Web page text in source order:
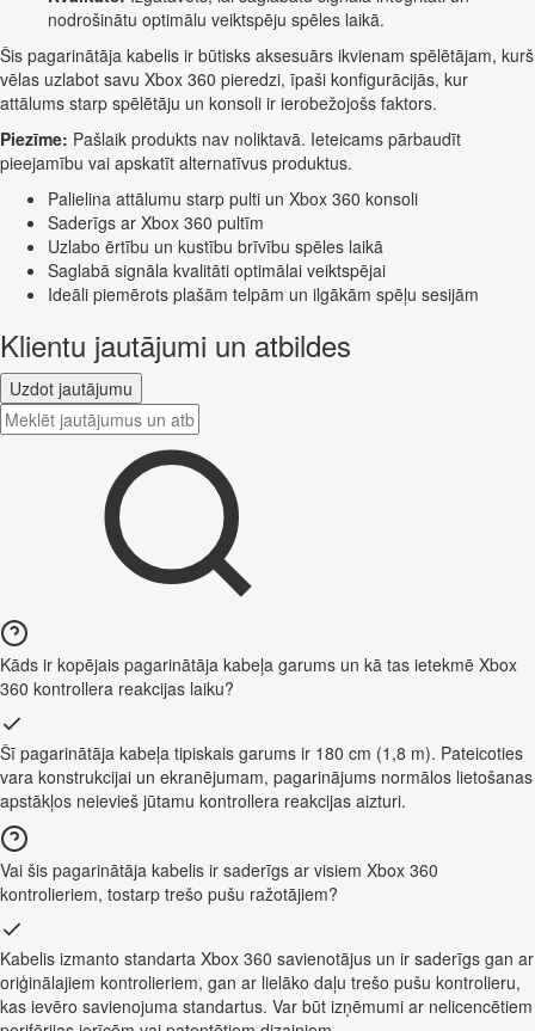
nodrošinātu optimālu veiktspēju spēles laikā.
Šis pagarinātāja kabelis ir būtisks aksesuārs ikvienam spēlētājam, kurš
vēlas uzlabot savu Xbox 360 pieredzi, īpaši konfigurācijās, kur
attālums starp spēlētāju un konsoli ir ierobežojošs faktors.
Piezīme: Pašlaik produkts nav noliktavā. Ieteicams pārbaudīt
pieejamību vai apskatīt alternatīvus produktus.
Palielina attālumu starp pulti un Xbox 360 konsoli
Saderīgs ar Xbox 360 pultīm
Uzlabo ērtību un kustību brīvību spēles laikā
Saglabā signāla kvalitāti optimālai veiktspējai
Ideāli piemērots plašām telpām un ilgākām spēļu sesijām
Klientu jautājumi un atbildes
Uzdot jautājumu
Kāds ir kopējais pagarinātāja kabeļa garums un kā tas ietekmē Xbox
360 kontrollera reakcijas laiku?
Šī pagarinātāja kabeļa tipiskais garums ir 180 cm (1,8 m). Pateicoties
vara konstrukcijai un ekranējumam, pagarinājums normālos lietošanas
apstākļos neievieš jūtamu kontrollera reakcijas aizturi.
Vai šis pagarinātāja kabelis ir saderīgs ar visiem Xbox 360
kontrolieriem, tostarp trešo pušu ražotājiem?
Kabelis izmanto standarta Xbox 360 savienotājus un ir saderīgs gan ar
oriģinālajiem kontrolieriem, gan ar lielāko daļu trešo pušu kontrolieru,
kas ievēro savienojuma standartus. Var būt izņēmumi ar nelicencētiem